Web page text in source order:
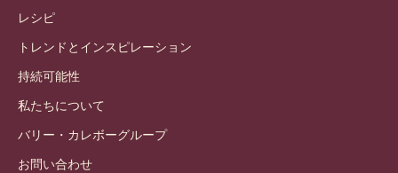
Callebaut
レシピ
トレンドとインスピレーション
持続可能性
私たちについて
バリー・カレボーグループ
お問い合わせ